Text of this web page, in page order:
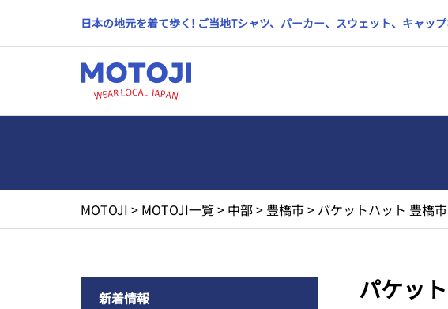
日本の地元を着て歩く! ご当地Tシャツ、パーカー、スウェット、キャッ
MOTOJI > MOTOJI一覧> 中部> 豊橋市> パケットハット 豊橋
新着情報 パケッ